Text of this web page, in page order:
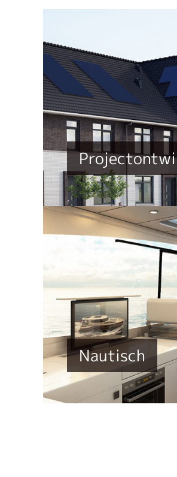
Nautisch